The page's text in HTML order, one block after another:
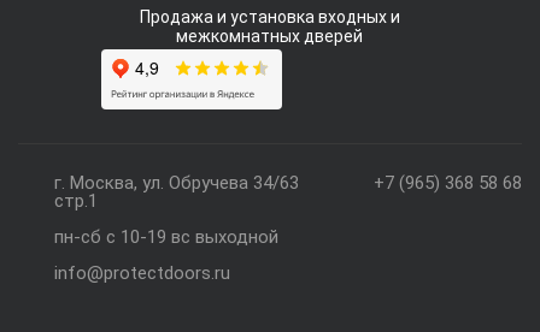
Продажа и установка входных и
межкомнатных дверей
+7 (965) 368 58 68
г. Москва, ул. Обручева 34/63
стр.1
пн-сб с 10-19 вс выходной
info@protectdoors.ru